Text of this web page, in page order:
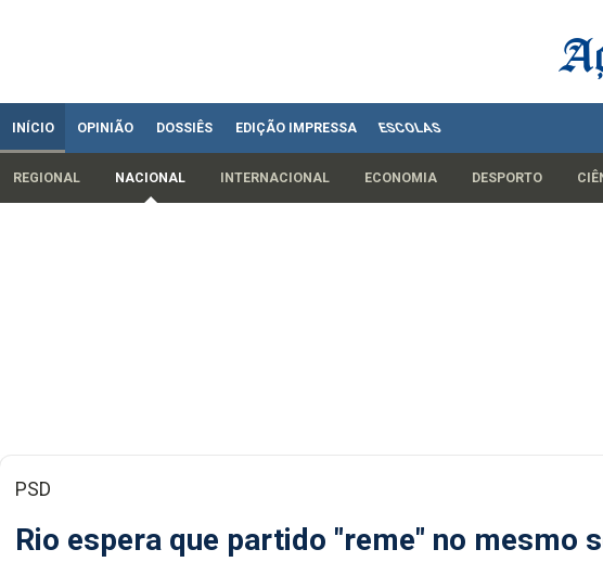
INÍCIO OPINIÃO DOSSIÊS EDIÇÃO IMPRESSA ESCOLAS
REGIONAL NACIONAL INTERNACIONAL ECONOMIA DESPORTO
PSD
Rio espera que partido "reme" no mesmo